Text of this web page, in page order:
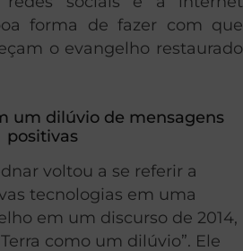
forma de fazer com que
o evangelho restaurado
um dilúvio de mensagens
positivas
voltou a se referir a
tecnologias em uma
em um discurso de 2014,
como um dilúvio”. Ele